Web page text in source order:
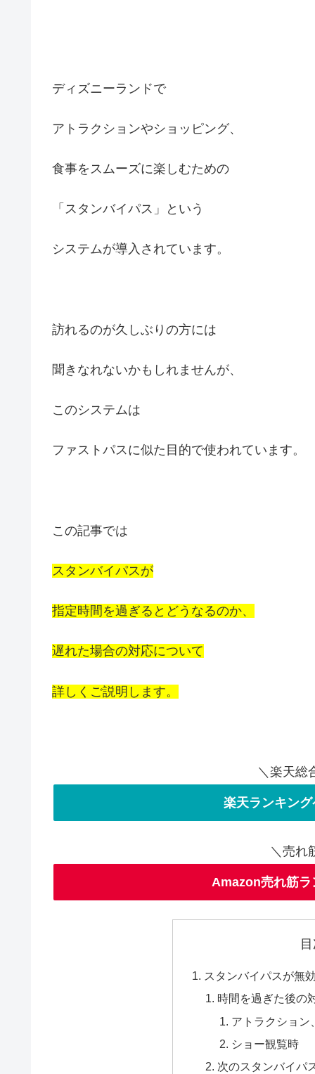
ディズニーランドで
アトラクションやショッピング、
食事をスムーズに楽しむための
「スタンバイパス」という
システムが導入されています。
訪れるのが久しぶりの方には
聞きなれないかもしれませんが、
このシステムは
ファストパスに似た目的で使われています。
この記事では
スタンバイパスが
指定時間を過ぎるとどうなるのか、
遅れた場合の対応について
詳しくご説明します。
＼楽天総
楽天ランキン
＼売れ
Amazon売れ筋ラ
スタンバイパスが無
時間を過ぎた後の
アトラクション
ショー観覧時
次のスタンバイパ